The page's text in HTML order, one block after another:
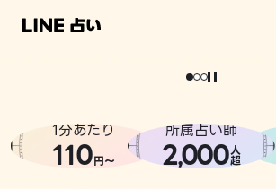
相談事例
どうせなら
。
1分あたり
110円〜
所属占い師
2,000人
超